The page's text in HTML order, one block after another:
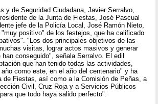
y de Seguridad Ciudadana, Javier Serralvo,
de la Junta de Fiestas, José Pascual
jefe de la Policía Local, José Ramón Nieto,
"muy positivo" de los festejos, que ha calificado
"Los dos principales objetivos de las
visitas, lograr actos masivos y generar
conseguido", señala Serralvo. El edil
que han tenido todas las actividades,
como este, en el año del centenario" y ha
de Fiestas, así como a la Comisión de Peñas, a
Civil, Cruz Roja y a Servicios Públicos
que todo haya salido perfecto".